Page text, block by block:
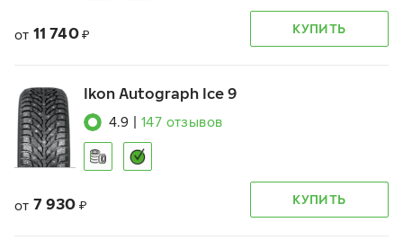
от 11 740 ₽ КУПИТЬ
Ikon Autograph Ice 9
4.9 147 отзывов
от 7 930 ₽ КУПИТЬ